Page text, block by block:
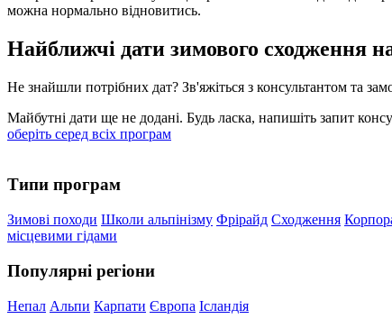
можна нормально відновитись.
Найближчі дати зимового сходження
Не знайшли потрібних дат? Зв'яжіться з консультантом та
Майбутні дати ще не додані. Будь ласка, напишіть запит
оберіть серед всіх програм
Типи програм
Зимові походи Школи альпінізму Фрірайд Сходження
місцевими гідами
Популярні регіони
Непал Альпи Карпати Європа Ісландія